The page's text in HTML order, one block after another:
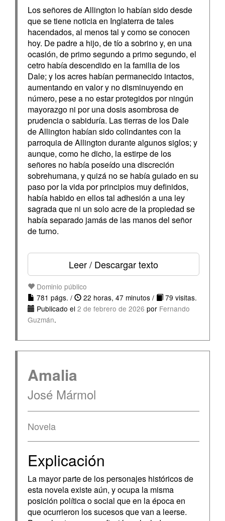
Los señores de Allington lo habían sido desde
que se tiene noticia en Inglaterra de tales
hacendados, al menos tal y como se conocen
hoy. De padre a hijo, de tío a sobrino y, en una
ocasión, de primo segundo a primo segundo, el
cetro había descendido en la familia de los
Dale; y los acres habían permanecido intactos,
aumentando en valor y no disminuyendo en
número, pese a no estar protegidos por ningún
mayorazgo ni por una dosis asombrosa de
prudencia o sabiduría. Las tierras de los Dale
de Allington habían sido colindantes con la
parroquia de Allington durante algunos siglos; y
aunque, como he dicho, la estirpe de los
señores no había poseído una discreción
sobrehumana, y quizá no se había guiado en su
paso por la vida por principios muy definidos,
había habido en ellos tal adhesión a una ley
sagrada que ni un solo acre de la propiedad se
había separado jamás de las manos del señor
de turno.
Leer / Descargar texto
Dominio público
781 págs. /
22 horas, 47 minutos /
79 visitas.
Publicado el 2 de febrero de 2026 por Fernando
Guzmán.
Amalia
José Mármol
Novela
Explicación
La mayor parte de los personajes históricos de
esta novela existe aún, y ocupa la misma
posición política o social que en la época en
que ocurrieron los sucesos que van a leerse.